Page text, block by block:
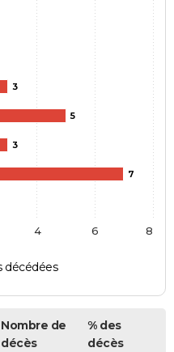
3
5
3
7
décédées
4 6 8
Nombre de
décès
% des
décès